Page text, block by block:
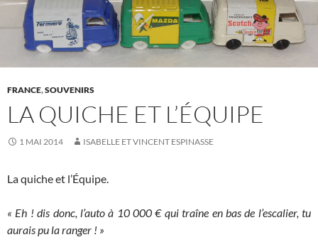
FRANCE,SOUVENIRS
LA QUICHE ET L’ÉQUIPE
1 MAI 2014 ISABELLE ET VINCENT ESPINASSE
La quiche et l’Équipe.
« Eh ! dis donc, l’auto à 10 000 € qui traîne en bas de l’escalier, tu
aurais pu la ranger ! »